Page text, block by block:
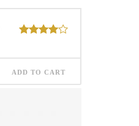
of 5
ADD TO CART